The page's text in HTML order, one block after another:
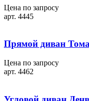
Цена по запросу
арт. 4445
Прямой диван
Цена по запросу
арт. 4462